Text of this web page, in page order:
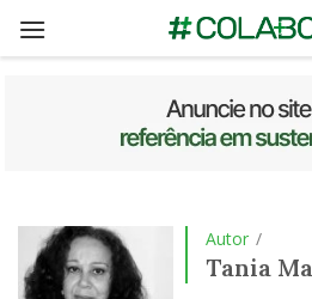
Autor /
Tania